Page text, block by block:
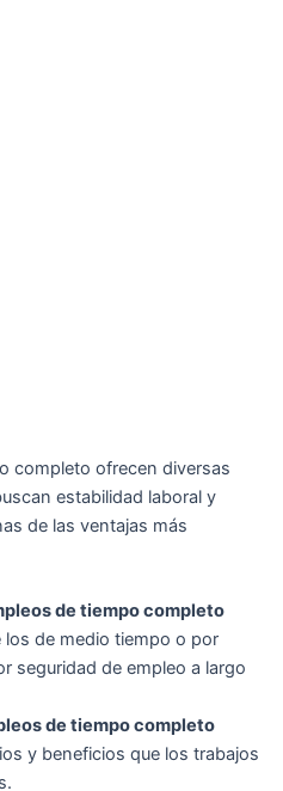
completo ofrecen diversas
estabilidad laboral y
de las ventajas más
de tiempo completo
los de medio tiempo o por
seguridad de empleo a largo
de tiempo completo
y beneficios que los trabajos